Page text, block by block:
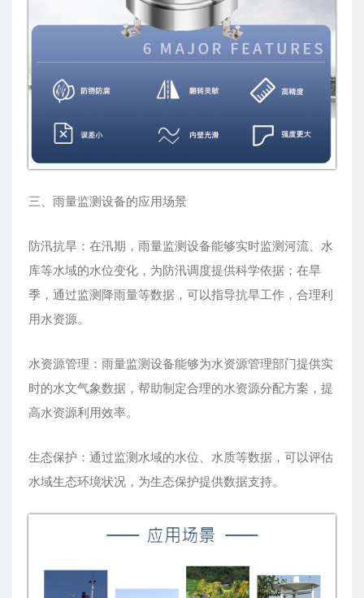
三、雨量监测设备的应用场景
防汛抗旱：在汛期，雨量监测设备能够实时监测河流、水
库等水域的水位变化，为防汛调度提供科学依据；在旱
季，通过监测降雨量等数据，可以指导抗旱工作，合理利
用水资源。
水资源管理：雨量监测设备能够为水资源管理部门提供实
时的水文气象数据，帮助制定合理的水资源分配方案，提
高水资源利用效率。
生态保护：通过监测水域的水位、水质等数据，可以评估
水域生态环境状况，为生态保护提供数据支持。